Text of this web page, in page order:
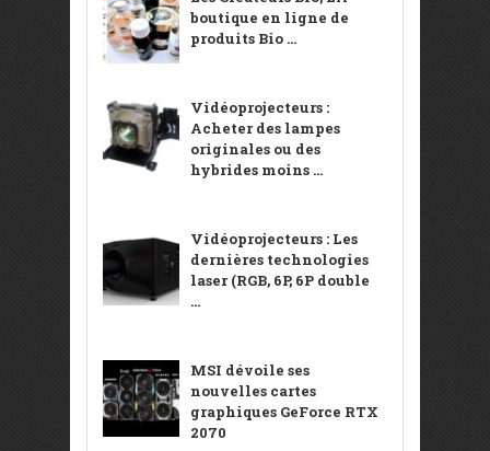
boutique en ligne de
produits Bio ...
Vidéoprojecteurs :
Acheter des lampes
originales ou des
hybrides moins ...
Vidéoprojecteurs : Les
dernières technologies
laser (RGB, 6P, 6P double
...
MSI dévoile ses
nouvelles cartes
graphiques GeForce RTX
2070